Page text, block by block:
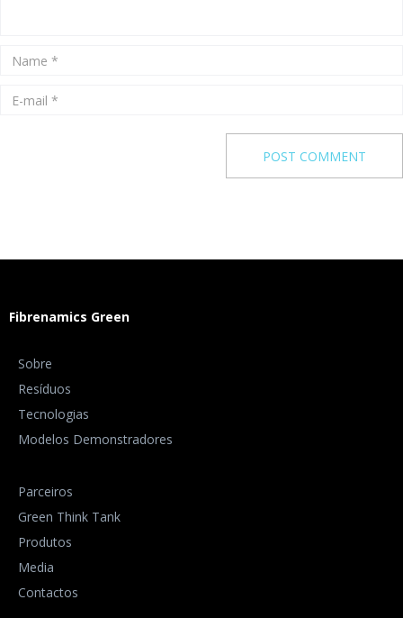
Fibrenamics Green
Sobre
Resíduos
Tecnologias
Modelos Demonstradores
Parceiros
Green Think Tank
Produtos
Media
Contactos